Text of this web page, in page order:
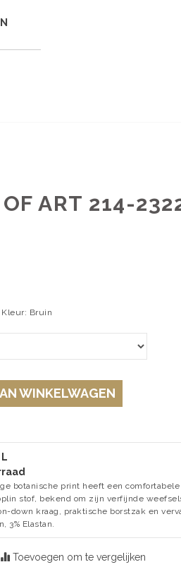
ART 214-
Bruin
WINKELWAGEN
botanische print heeft een
stof, bekend om zijn verfijnde
down kraag, praktische borstzak en
3% Elastan.
Toevoegen om te vergelijken